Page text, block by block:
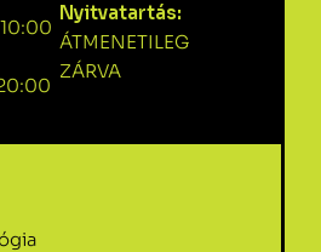
Nyitvatartás:
ÁTMENETILEG
ZÁRVA